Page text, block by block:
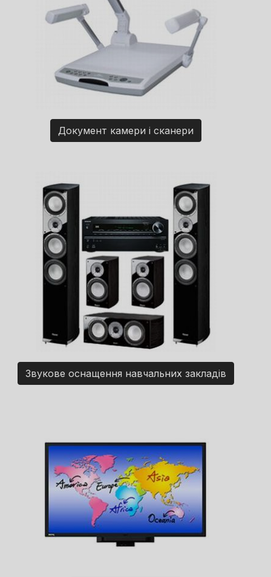
Документ камери і сканери
Звукове оснащення навчальних закладів